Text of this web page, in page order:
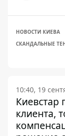
НОВОСТИ КИЕВА
СКАНДАЛЬНЫЕ
10:40, 19
Киевстар
клиента,